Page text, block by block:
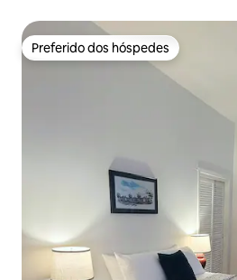
Preferido dos hóspedes
Preferido dos hóspedes